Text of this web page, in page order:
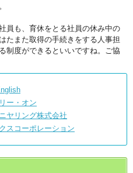
員も、育休をとる社員の休み中の
たまた取得の手続きをする人事担
制度ができるといいですね。ご協
ー・オン
ヤリング株式会社
スコーポレーション